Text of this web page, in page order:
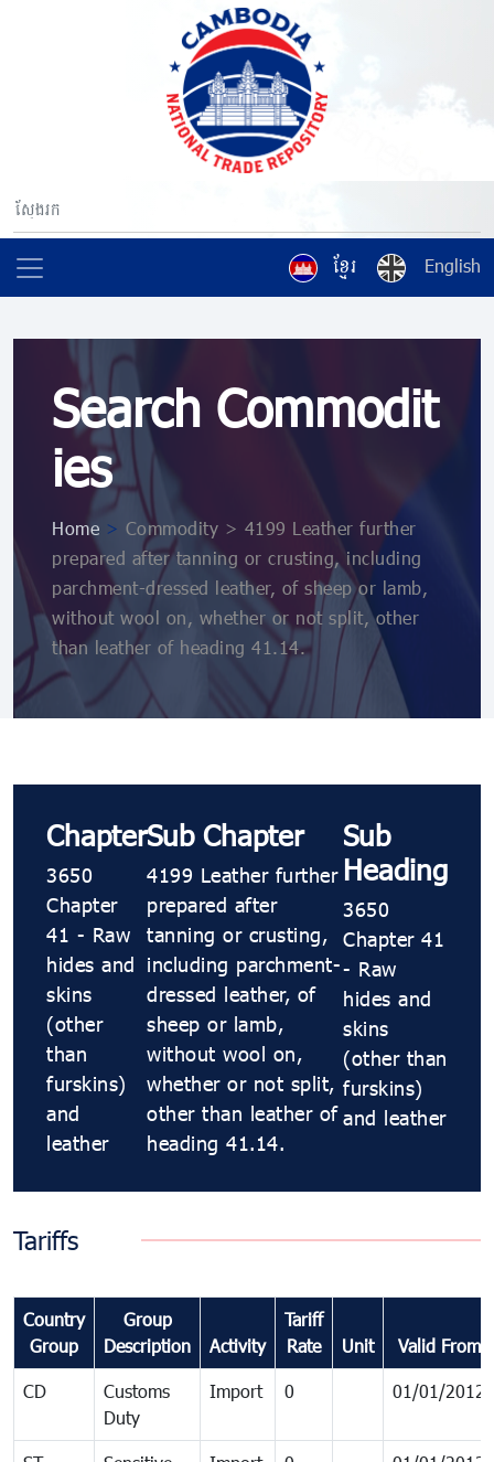
ខ្មែរ English
Search Commodit
ies
Home > Commodity > 4199 Leather further
prepared after tanning or crusting, including
parchment-dressed leather, of sheep or lamb,
without wool on, whether or not split, other
than leather of heading 41.14.
Chapter
3650
Chapter
41 - Raw
hides and
skins
(other
than
furskins)
and
leather
Sub Chapter
4199 Leather further
prepared after
tanning or crusting,
including parchment-
dressed leather, of
sheep or lamb,
without wool on,
whether or not split,
other than leather of
heading 41.14.
Sub
Heading
3650
Chapter 41
- Raw
hides and
skins
(other than
furskins)
and leather
Tariffs
Country
Group
Group
Description
Activity
Tariff
Rate
Unit Valid From
CD
Customs
Duty
Import 0 01/01/2012